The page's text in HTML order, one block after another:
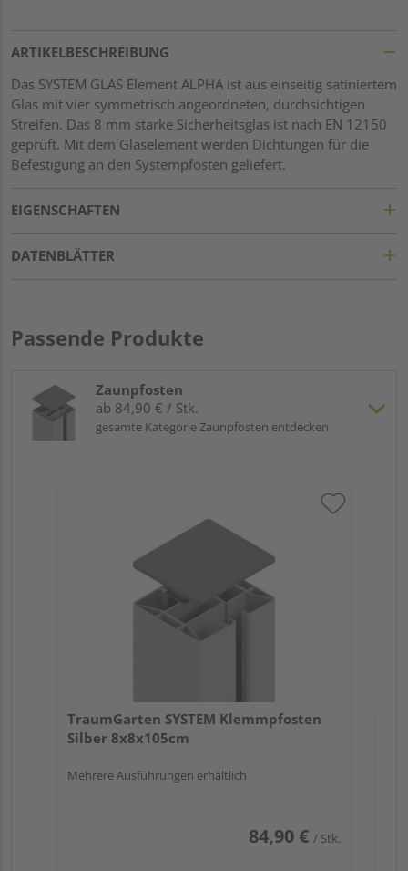
ARTIKELBESCHREIBUNG
Das SYSTEM GLAS Element ALPHA ist aus einseitig satiniertem
Glas mit vier symmetrisch angeordneten, durchsichtigen
Streifen. Das 8 mm starke Sicherheitsglas ist nach EN 12150
geprüft. Mit dem Glaselement werden Dichtungen für die
Befestigung an den Systempfosten geliefert.
EIGENSCHAFTEN
DATENBLÄTTER
Passende Produkte
Zaunpfosten
ab 84,90 € / Stk.
gesamte Kategorie Zaunpfosten entdecken
TraumGarten SYSTEM Klemmpfosten
Silber 8x8x105cm
Mehrere Ausführungen erhältlich
84,90 € / Stk.